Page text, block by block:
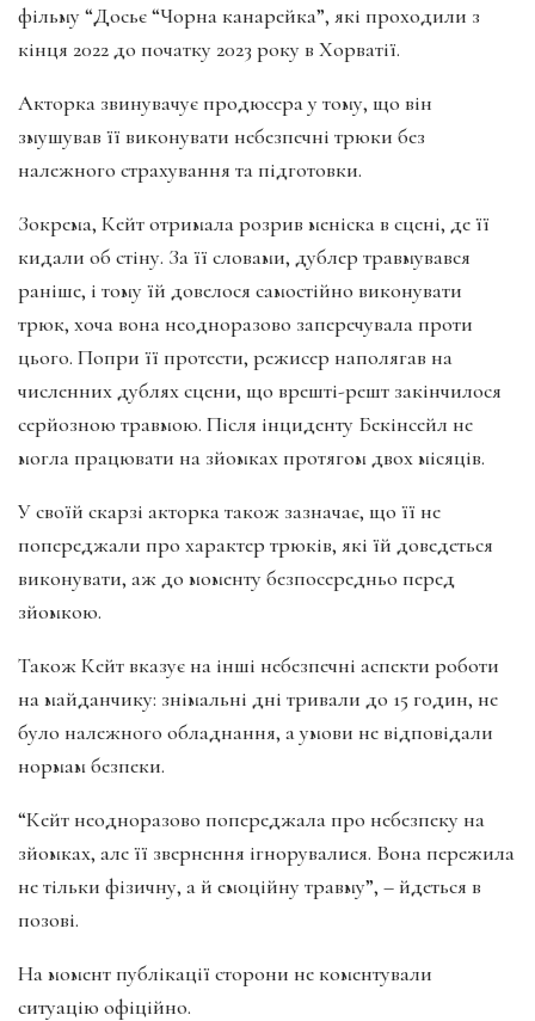
фільму “Досьє “Чорна канарейка”, які проходили з
кінця 2022 до початку 2023 року в Хорватії.
Акторка звинувачує продюсера у тому, що він
змушував її виконувати небезпечні трюки без
належного страхування та підготовки.
Зокрема, Кейт отримала розрив меніска в сцені, де її
кидали об стіну. За її словами, дублер травмувався
раніше, і тому їй довелося самостійно виконувати
трюк, хоча вона неодноразово заперечувала проти
цього. Попри її протести, режисер наполягав на
численних дублях сцени, що врешті-решт закінчилося
серйозною травмою. Після інциденту Бекінсейл не
могла працювати на зйомках протягом двох місяців.
У своїй скарзі акторка також зазначає, що її не
попереджали про характер трюків, які їй доведеться
виконувати, аж до моменту безпосередньо перед
зйомкою.
Також Кейт вказує на інші небезпечні аспекти роботи
на майданчику: знімальні дні тривали до 15 годин, не
було належного обладнання, а умови не відповідали
нормам безпеки.
“Кейт неодноразово попереджала про небезпеку на
зйомках, але її звернення ігнорувалися. Вона пережила
не тільки фізичну, а й емоційну травму”, – йдеться в
позові.
На момент публікації сторони не коментували
ситуацію офіційно.